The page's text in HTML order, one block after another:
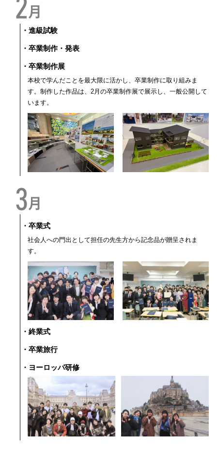
・進級試験
・卒業制作・発表
・卒業制作展
本校で学んだことを最大限に活かし、卒業制作に取り組みま
す。制作した作品は、2月の卒業制作展で展示し、一般公開して
います。
・卒業式
社会人への門出として担任の先生方から記念品が贈呈されま
す。
・終業式
・卒業旅行
・ヨーロッパ研修